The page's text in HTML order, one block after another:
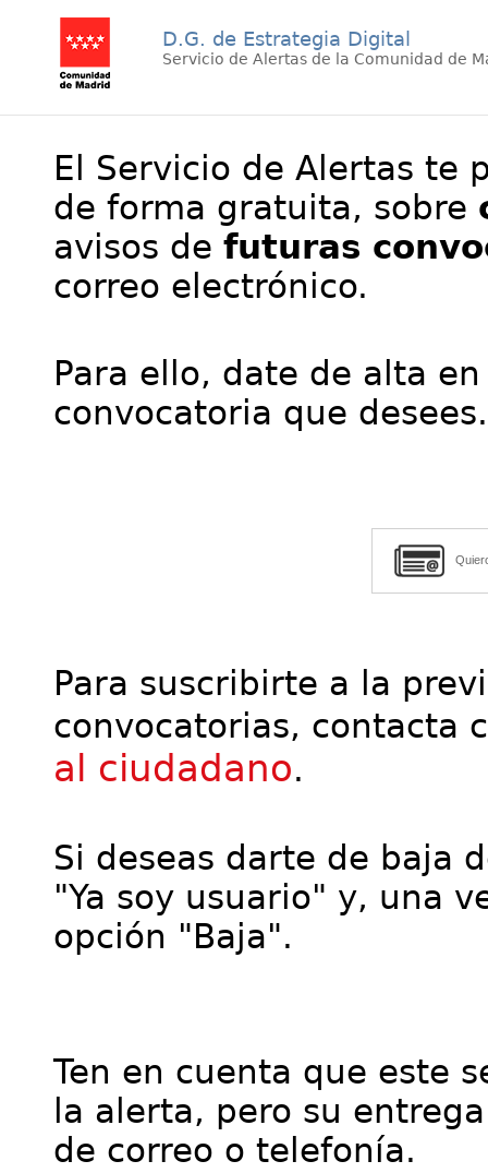
D.G. de Estrategia Digital
Servicio de Alertas de la Comunidad de
El Servicio de Alertas te
de forma gratuita, sobre
avisos de futuras
correo electrónico.
Para ello, date de alta
convocatoria que desees.
Para suscribirte a la
convocatorias, contacta
al ciudadano.
Si deseas darte de baja
"Ya soy usuario" y, una
opción "Baja".
Ten en cuenta que este
la alerta, pero su
de correo o telefonía.